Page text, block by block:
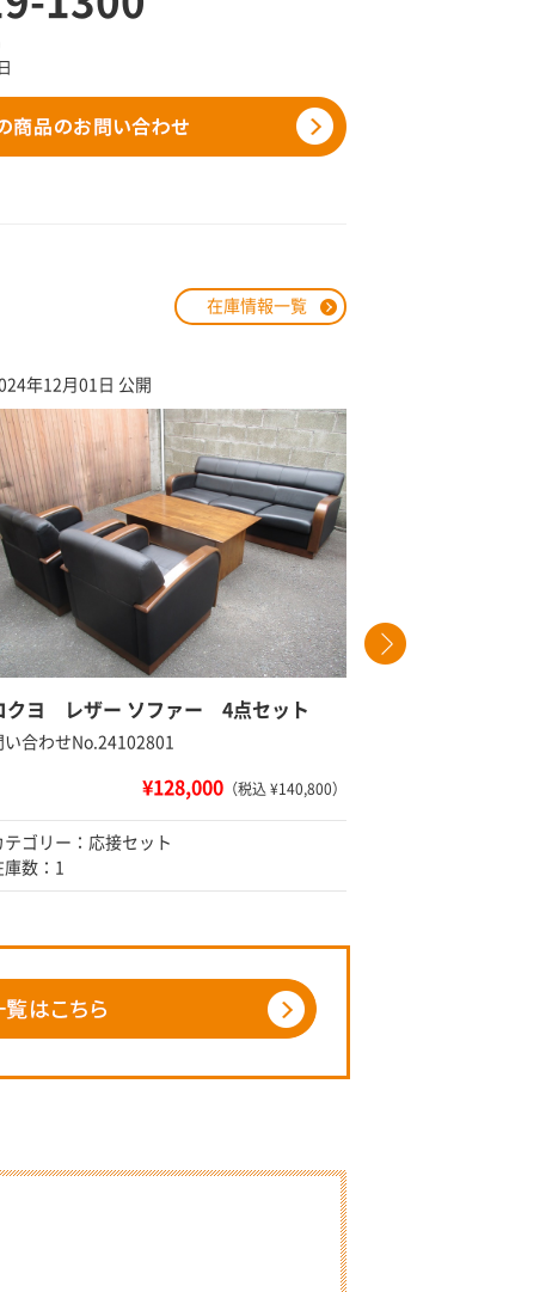
在庫情報一覧
年12月01日 公開
クヨ レザー ソファー 4点セット
い合わせNo.24102801
¥128,000 （税込 ¥140,800）
テゴリー：応接セット
庫数：1